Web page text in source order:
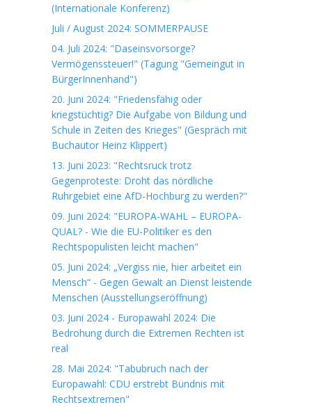
(Internationale Konferenz)
Juli / August 2024: SOMMERPAUSE
04. Juli 2024: "Daseinsvorsorge?
Vermögenssteuer!" (Tagung "Gemeingut in
BürgerInnenhand")
20. Juni 2024: "Friedensfähig oder
kriegstüchtig? Die Aufgabe von Bildung und
Schule in Zeiten des Krieges" (Gespräch mit
Buchautor Heinz Klippert)
13. Juni 2023: "Rechtsruck trotz
Gegenproteste: Droht das nördliche
Ruhrgebiet eine AfD-Hochburg zu werden?"
09. Juni 2024: "EUROPA-WAHL – EUROPA-
QUAL? - Wie die EU-Politiker es den
Rechtspopulisten leicht machen"
05. Juni 2024: „Vergiss nie, hier arbeitet ein
Mensch“ - Gegen Gewalt an Dienst leistende
Menschen (Ausstellungseröffnung)
03. Juni 2024 - Europawahl 2024: Die
Bedrohung durch die Extremen Rechten ist
real
28. Mai 2024: "Tabubruch nach der
Europawahl: CDU erstrebt Bündnis mit
Rechtsextremen"